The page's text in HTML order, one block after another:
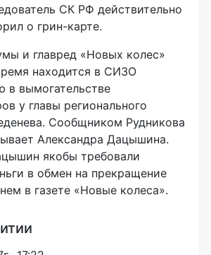
СК РФ действительно
о грин-карте.
и главред «Новых колес»
находится в СИЗО
в вымогательстве
у главы регионального
Сообщником Рудникова
Александра Дацышина.
якобы требовали
в обмен на прекращение
в газете «Новые колеса».